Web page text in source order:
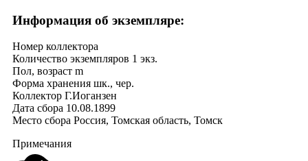
Информация об экземпляре:
Номер коллектора
Количество экземпляров 1 экз.
Пол, возраст m
Форма хранения шк., чер.
Коллектор Г.Иоганзен
Дата сбора 10.08.1899
Место сбора Россия, Томская область, Томск
Примечания